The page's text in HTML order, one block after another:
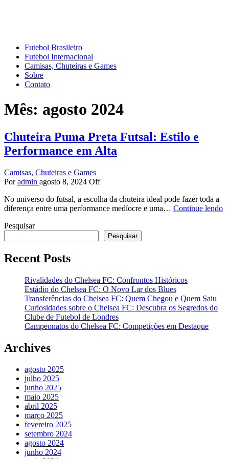
Futebol Brasileiro
Futebol Internacional
Camisas, Chuteiras e Games
Sobre
Contato
Mês: agosto 2024
Chuteira Puma Preta Futsal: Estilo e
Performance em Alta
Camisas, Chuteiras e Games
Por admin agosto 8, 2024 Off
No universo do futsal, a escolha da chuteira ideal pode fazer toda a
diferença entre uma performance medíocre e uma… Continue lendo
Pesquisar
Pesquisar
Recent Posts
Rivalidades do Chelsea FC: Confrontos Históricos
Estádio do Chelsea FC: O Novo Lar dos Blues
Transferências do Chelsea FC: Quem Chegou e Quem Saiu
Curiosidades sobre o Chelsea FC: Descubra os Segredos do
Clube de Futebol de Londres
Campeonatos do Chelsea FC: Competições em Destaque
Archives
agosto 2025
julho 2025
junho 2025
maio 2025
abril 2025
março 2025
fevereiro 2025
setembro 2024
agosto 2024
junho 2024